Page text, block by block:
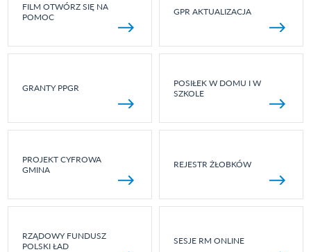
FILM OTWÓRZ SIĘ NA
POMOC
GPR AKTUALIZACJA
GRANTY PPGR
POSIŁEK W DOMU I W
SZKOLE
PROJEKT CYFROWA
GMINA
REJESTR ŻŁOBKÓW
RZĄDOWY FUNDUSZ
POLSKI ŁAD
SESJE RM ONLINE